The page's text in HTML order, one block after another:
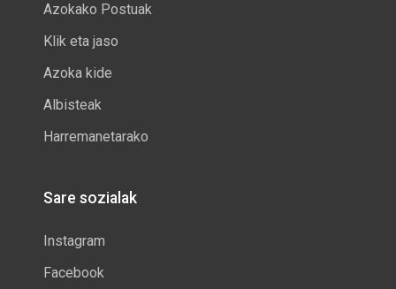
Azokako Postuak
Klik eta jaso
Azoka kide
Albisteak
Harremanetarako
Sare sozialak
Instagram
Facebook